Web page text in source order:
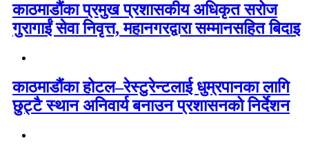
काठमाडौंका प्रमुख प्रशासकीय अधिकृत सरोज
गुरागाईं सेवा निवृत्त, महानगरद्वारा सम्मानसहित बिदाइ
काठमाडौंका होटल–रेस्टुरेन्टलाई धुम्रपानका लागि
छुट्टै स्थान अनिवार्य बनाउन प्रशासनको निर्देशन